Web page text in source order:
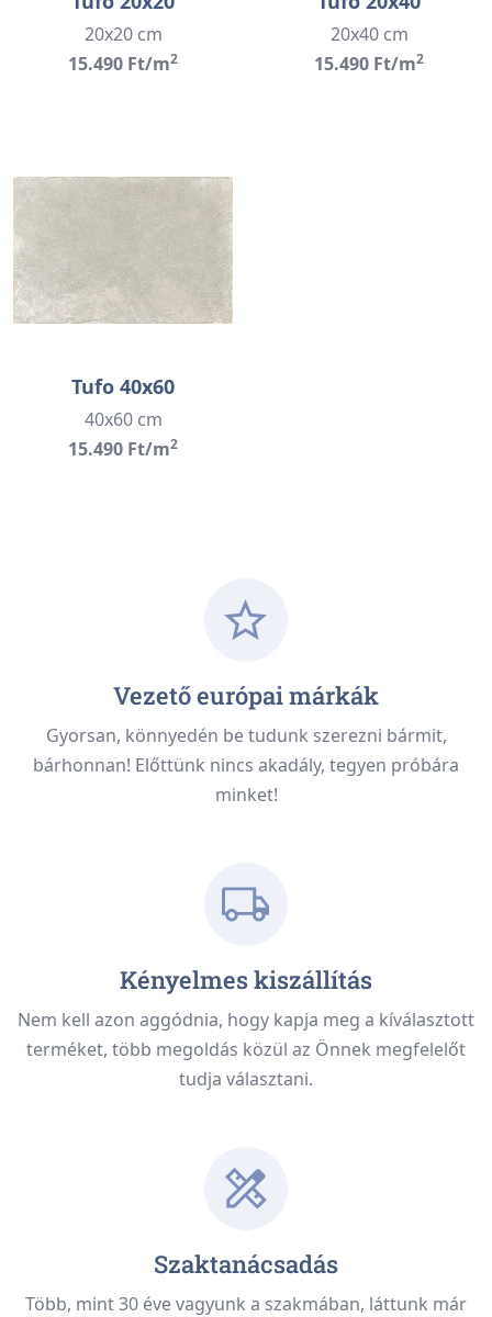
20x20 cm
15.490 Ft/m2
20x40 cm
15.490 Ft/m2
Tufo 40x60
40x60 cm
15.490 Ft/m2
Vezető európai márkák
Gyorsan, könnyedén be tudunk szerezni bármit,
bárhonnan! Előttünk nincs akadály, tegyen próbára
minket!
Kényelmes kiszállítás
Nem kell azon aggódnia, hogy kapja meg a kíválasztott
terméket, több megoldás közül az Önnek megfelelőt
tudja választani.
Szaktanácsadás
Több, mint 30 éve vagyunk a szakmában, láttunk már